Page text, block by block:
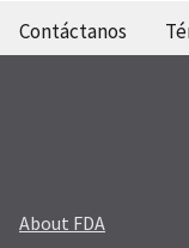
Contáctanos
About FDA